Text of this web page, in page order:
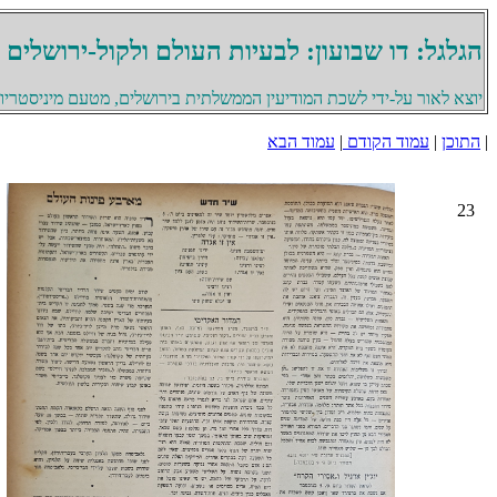
הגלגל: דו שבועון: לבעיות העולם ולקול-ירושלים
יוצא לאור על-ידי לשכת המודיעין הממשלתית בירושלים, מטעם
| התוכן | עמוד הקודם | עמוד הבא
23